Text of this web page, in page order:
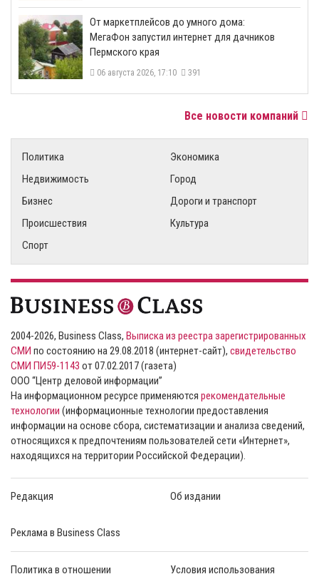
От маркетплейсов до умного дома:
МегаФон запустил интернет для дачников
Пермского края
06 августа 2026, 17:10 391
Все новости компаний
Политика
Экономика
Недвижимость
Город
Бизнес
Дороги и транспорт
Происшествия
Культура
Спорт
2004-2026, Business Class, Выписка из реестра зарегистрированных
СМИ по состоянию на 29.08.2018 (интернет-сайт), свидетельство
СМИ ПИ59-1143 от 07.02.2017 (газета)
ООО “Центр деловой информации”
На информационном ресурсе применяются рекомендательные
технологии (информационные технологии предоставления
информации на основе сбора, систематизации и анализа сведений,
относящихся к предпочтениям пользователей сети «Интернет»,
находящихся на территории Российской Федерации).
Редакция Об издании
Реклама в Business Class
Политика в отношении Условия использования